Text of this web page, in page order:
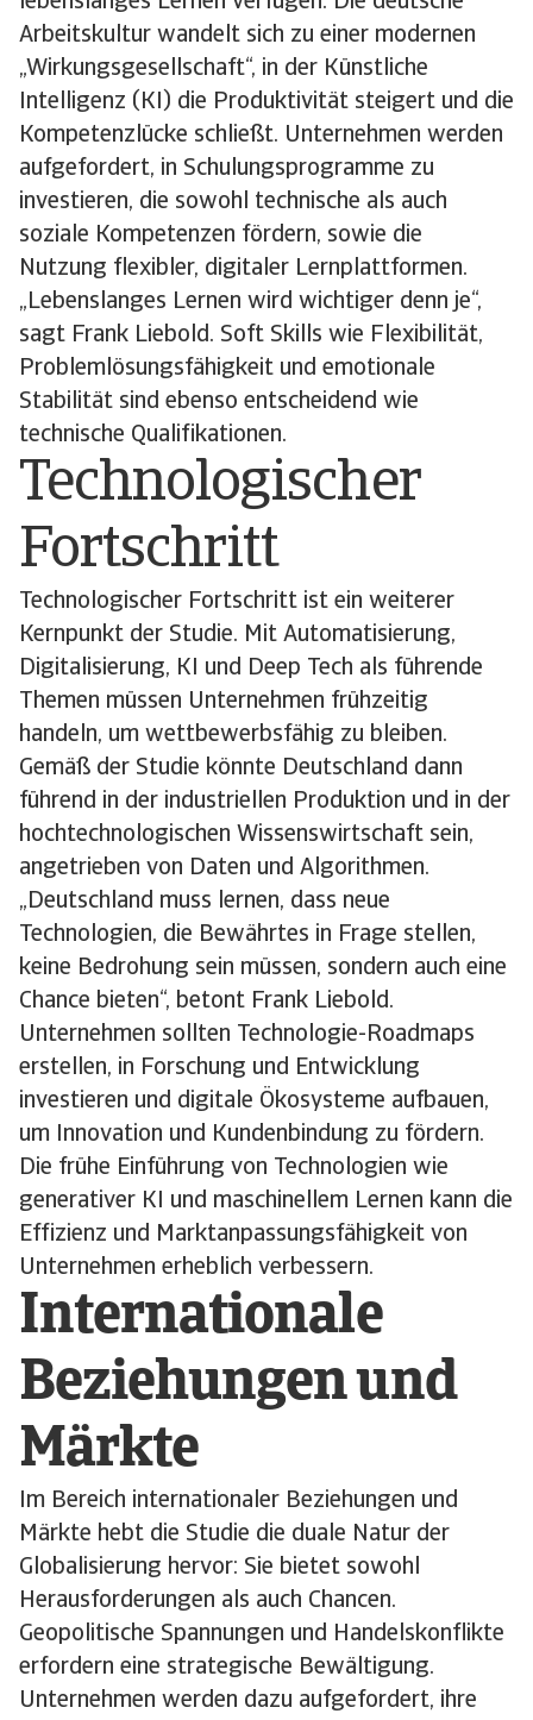
Arbeitskultur wandelt sich zu einer modernen
„Wirkungsgesellschaft“, in der Künstliche
Intelligenz (KI) die Produktivität steigert und die
Kompetenzlücke schließt. Unternehmen werden
aufgefordert, in Schulungsprogramme zu
investieren, die sowohl technische als auch
soziale Kompetenzen fördern, sowie die
Nutzung flexibler, digitaler Lernplattformen.
„Lebenslanges Lernen wird wichtiger denn je“,
sagt Frank Liebold. Soft Skills wie Flexibilität,
Problemlösungsfähigkeit und emotionale
Stabilität sind ebenso entscheidend wie
technische Qualifikationen.
Technologischer
Fortschritt
Technologischer Fortschritt ist ein weiterer
Kernpunkt der Studie. Mit Automatisierung,
Digitalisierung, KI und Deep Tech als führende
Themen müssen Unternehmen frühzeitig
handeln, um wettbewerbsfähig zu bleiben.
Gemäß der Studie könnte Deutschland dann
führend in der industriellen Produktion und in der
hochtechnologischen Wissenswirtschaft sein,
angetrieben von Daten und Algorithmen.
„Deutschland muss lernen, dass neue
Technologien, die Bewährtes in Frage stellen,
keine Bedrohung sein müssen, sondern auch eine
Chance bieten“, betont Frank Liebold.
Unternehmen sollten Technologie-Roadmaps
erstellen, in Forschung und Entwicklung
investieren und digitale Ökosysteme aufbauen,
um Innovation und Kundenbindung zu fördern.
Die frühe Einführung von Technologien wie
generativer KI und maschinellem Lernen kann die
Effizienz und Marktanpassungsfähigkeit von
Unternehmen erheblich verbessern.
Internationale
Beziehungen und
Märkte
Im Bereich internationaler Beziehungen und
Märkte hebt die Studie die duale Natur der
Globalisierung hervor: Sie bietet sowohl
Herausforderungen als auch Chancen.
Geopolitische Spannungen und Handelskonflikte
erfordern eine strategische Bewältigung.
Unternehmen werden dazu aufgefordert, ihre